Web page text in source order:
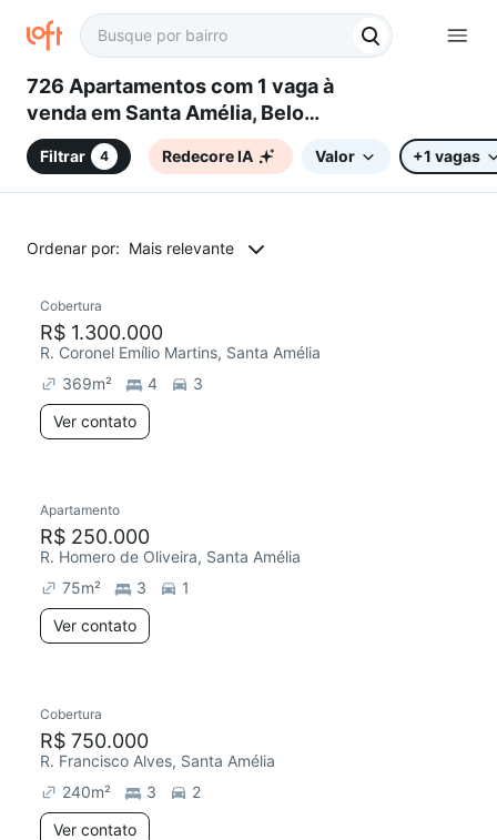
726 Apartamentos com 1 vaga à
venda em Santa Amélia, Belo
Horizonte, MG
Filtrar 4 Redecore IA Valor +1 vagas
Ordenar por: Mais relevante
Cobertura
R$ 1.300.000
R. Coronel Emílio Martins, Santa Amélia
369m² 4
3
Ver contato
Redecorar
Apartamento
R$ 250.000
R. Homero de Oliveira, Santa Amélia
75m² 3
1
Ver contato
Cobertura
R$ 750.000
R. Francisco Alves, Santa Amélia
240m² 3
2
Ver contato